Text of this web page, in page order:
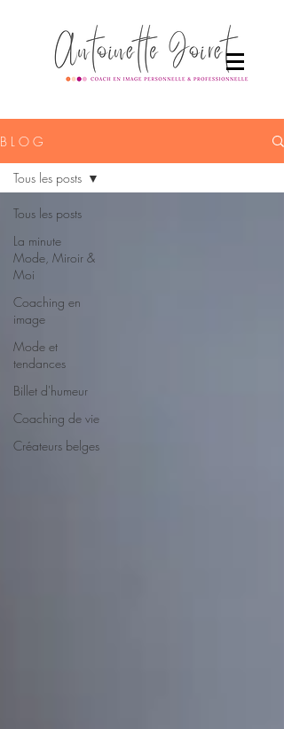
B L O G
Tous les posts
La minute
Mode, Miroir &
Moi
Coaching en
image
Mode et
tendances
Billet d'humeur
Coaching de vie
Créateurs belges
Tous les posts